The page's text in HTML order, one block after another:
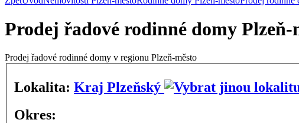
Prodej řadové rodinné domy Plzeň-
Prodej řadové rodinné domy v regionu Plzeň-město
Lokalita:
Kraj Plzeňský
Okres: